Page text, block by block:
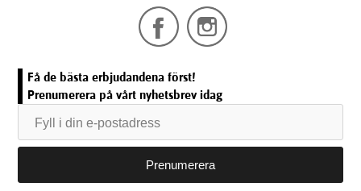
Få de bästa erbjudandena först!
Prenumerera på vårt nyhetsbrev idag